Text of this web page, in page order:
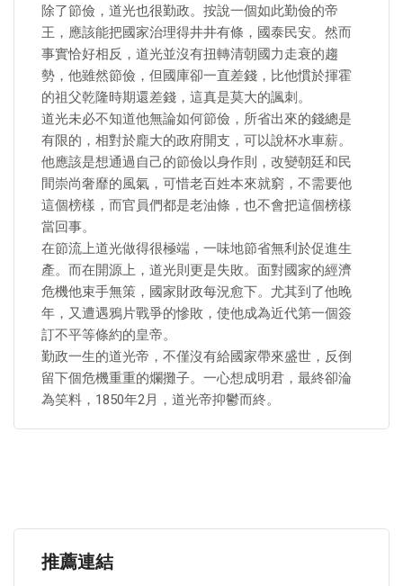
除了節儉，道光也很勤政。按說一個如此勤儉的帝
王，應該能把國家治理得井井有條，國泰民安。然而
事實恰好相反，道光並沒有扭轉清朝國力走衰的趨
勢，他雖然節儉，但國庫卻一直差錢，比他慣於揮霍
的祖父乾隆時期還差錢，這真是莫大的諷刺。
道光未必不知道他無論如何節儉，所省出來的錢總是
有限的，相對於龐大的政府開支，可以說杯水車薪。
他應該是想通過自己的節儉以身作則，改變朝廷和民
間崇尚奢靡的風氣，可惜老百姓本來就窮，不需要他
這個榜樣，而官員們都是老油條，也不會把這個榜樣
當回事。
在節流上道光做得很極端，一味地節省無利於促進生
產。而在開源上，道光則更是失敗。面對國家的經濟
危機他束手無策，國家財政每況愈下。尤其到了他晚
年，又遭遇鴉片戰爭的慘敗，使他成為近代第一個簽
訂不平等條約的皇帝。
勤政一生的道光帝，不僅沒有給國家帶來盛世，反倒
留下個危機重重的爛攤子。一心想成明君，最終卻淪
為笑料，1850年2月，道光帝抑鬱而終。
推薦連結